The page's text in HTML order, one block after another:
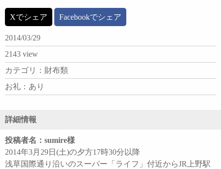
Xでシェア Facebookでシェア
2014/03/29
2143 view
カテゴリ：財布類
お礼：あり
詳細情報
投稿者名：sumire様
2014年3月29日(土)の夕方17時30分以降
浅草国際通り沿いのスーパー「ライフ」付近からJR上野駅